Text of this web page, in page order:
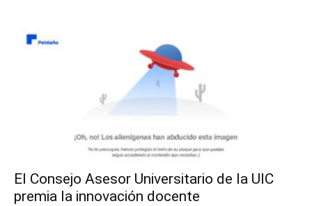
El Consejo Asesor Universitario de la UIC
premia la innovación docente